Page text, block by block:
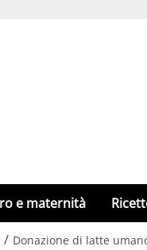
e maternità
/ Donazione di latte